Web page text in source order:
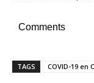
Comments
TAGS COVID-19 en